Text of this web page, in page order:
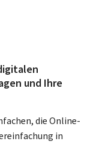
und Ihre
die Online-
in